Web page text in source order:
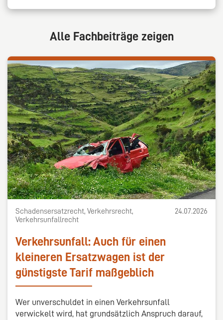
Alle Fachbeiträge zeigen
Schadensersatzrecht, Verkehrsrecht,
Verkehrsunfallrecht
24.07.2026
Verkehrsunfall: Auch für einen
kleineren Ersatzwagen ist der
günstigste Tarif maßgeblich
Wer unverschuldet in einen Verkehrsunfall
verwickelt wird, hat grundsätzlich Anspruch darauf,